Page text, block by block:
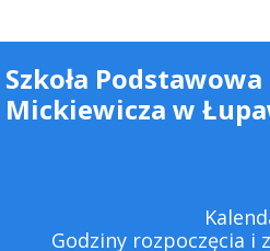
Szkoła
Mickiewicza w
Godziny rozpoczęcia i